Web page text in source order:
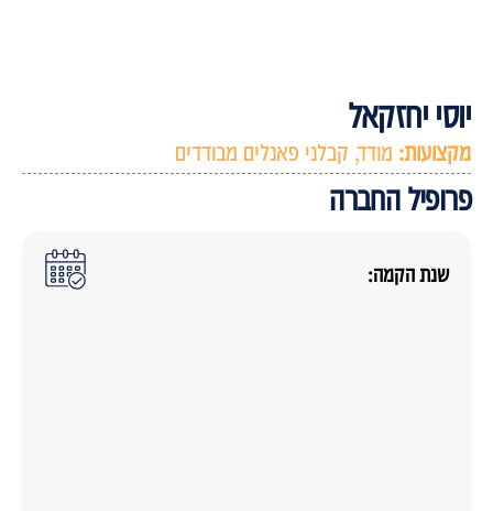
יוסי יחזקאל
מקצועות:מודד,קבלני פאנלים מבודדים
פרופיל החברה
שנת הקמה: